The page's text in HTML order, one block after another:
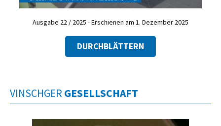
Ausgabe 22 / 2025 - Erschienen am 1. Dezember 2025
DURCHBLÄTTERN
VINSCHGER GESELLSCHAFT